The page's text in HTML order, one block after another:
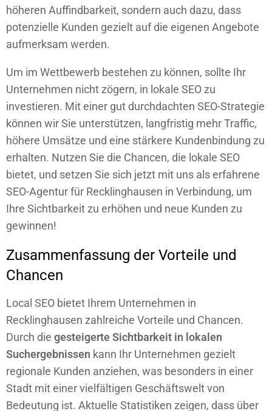
höheren Auffindbarkeit, sondern auch dazu, dass
potenzielle Kunden gezielt auf die eigenen Angebote
aufmerksam werden.
Um im Wettbewerb bestehen zu können, sollte Ihr
Unternehmen nicht zögern, in lokale SEO zu
investieren. Mit einer gut durchdachten SEO-Strategie
können wir Sie unterstützen, langfristig mehr Traffic,
höhere Umsätze und eine stärkere Kundenbindung zu
erhalten. Nutzen Sie die Chancen, die lokale SEO
bietet, und setzen Sie sich jetzt mit uns als erfahrene
SEO-Agentur für Recklinghausen in Verbindung, um
Ihre Sichtbarkeit zu erhöhen und neue Kunden zu
gewinnen!
Zusammenfassung der Vorteile und
Chancen
Local SEO bietet Ihrem Unternehmen in
Recklinghausen zahlreiche Vorteile und Chancen.
Durch die gesteigerte Sichtbarkeit in lokalen
Suchergebnissen kann Ihr Unternehmen gezielt
regionale Kunden anziehen, was besonders in einer
Stadt mit einer vielfältigen Geschäftswelt von
Bedeutung ist. Aktuelle Statistiken zeigen, dass über